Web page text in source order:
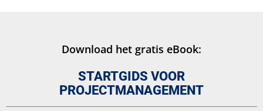
Download het gratis eBook:
STARTGIDS VOOR
PROJECTMANAGEMENT